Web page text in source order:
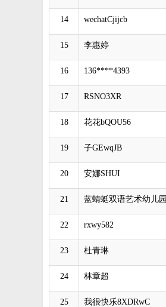
14 wechatCjijcb
15 李惠婷
16 136****4393
17 RSNO3XR
18 花花bQOU56
19 子GEwqJB
20 安娜SHUI
21 蓝蜻蜓双语艺术幼儿园
22 rxwy582
23 杜青琳
24 林章超
25 我很快乐8XDRwC